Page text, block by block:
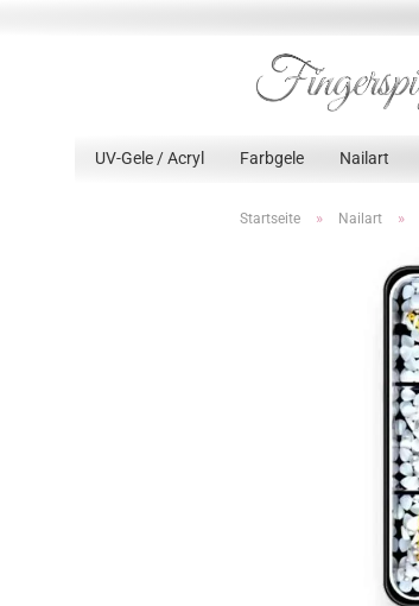
UV-Gele / Acryl Farbgele Nailart
Startseite » Nailart »